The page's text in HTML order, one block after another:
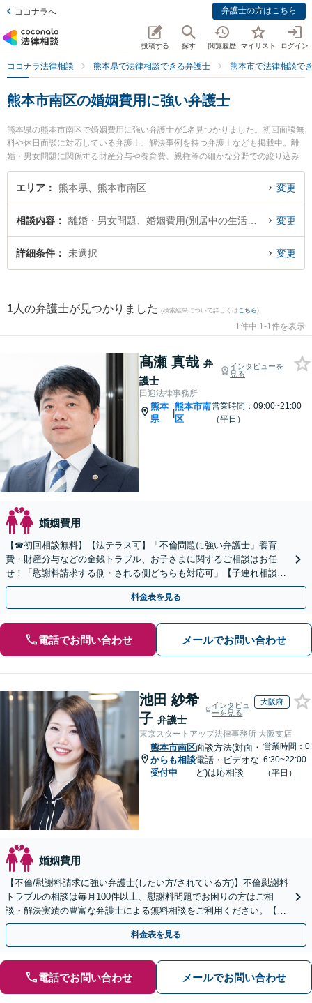
ココナラへ 弁護士の方はこちら
投稿する 探す 閲覧履歴 マイリスト ログイン
ココナラ法律相談 熊本県で法律相談できる弁護士 熊本市で法律相談で
熊本市南区の婚姻費用に強い弁護士
熊本県の熊本市南区で婚姻費用に強い弁護士が1名見つかりました。初回面談無
料や休日面談に対応している弁護士、解決事例を持つ弁護士なども掲載中。離
婚・男女問題に関係する財産分与や養育費、親権等の細かな分野での絞り込み
検索もでき便利です。特に田迎法律事務所の髙瀬 真哉弁護士のプロフィール情
報や弁護士費用、強みなどが注目されています。『熊本市南区で土日や夜間に
用を法律相談できる熊本市南区内の弁護士に相談予約したい』などでお困りの
相談者さんにおすすめです。
エリア 熊本県、熊本市南区 変更
相談内容 変更
詳細条件 未選択 変更
1 人の弁護士が見つかりました (検索結果について詳しくは こちら)
1件中 1-1件を表示
髙瀬 真哉 弁
護士
インタビューを
見る
田迎法律事務所
熊本
県
|
熊本市南
区
営業時間：09:00~21:00
（平日）
婚姻費用
【☎︎初回相談無料】【法テラス可】「不倫問題に強い弁護士」養育
費・財産分与などの金銭トラブル、お子さまに関するご相談はお任
せ！「慰謝料請求する側・される側どちらも対応可」【子連れ相談
可】【休日・夜間相談可】【駐車場あり】
料金表を見る
電話でお問い合わせ メールでお問い合わせ
池田 紗希
子 弁護士
インタビュ
ーを見る
大阪府
東京スタートアップ法律事務所 大阪支店
熊本市南区
からも相談
受付中
面談方法(対面・
電話・ビデオな
ど)は応相談
営業時間：0
6:30~22:00
（平日）
婚姻費用
【不倫/慰謝料請求に強い弁護士(したい方/されている方)】不倫慰謝料
トラブルの相談は毎月100件以上、慰謝料問題でお困りの方はご相
談・解決実績の豊富な弁護士による無料相談をご利用ください。【不
倫相談は初回0円】【全国対応】
料金表を見る
電話でお問い合わせ メールでお問い合わせ